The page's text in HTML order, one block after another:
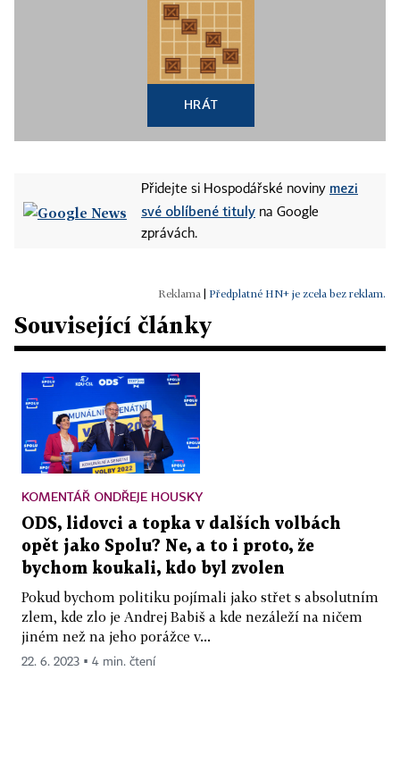
HRÁT
Přidejte si Hospodářské noviny mezi
své oblíbené tituly na Google
zprávách.
Předplatné HN+ je zcela bez reklam.
Související články
KOMENTÁŘ ONDŘEJE HOUSKY
ODS, lidovci a topka v dalších volbách
opět jako Spolu? Ne, a to i proto, že
bychom koukali, kdo byl zvolen
Pokud bychom politiku pojímali jako střet s absolutním
zlem, kde zlo je Andrej Babiš a kde nezáleží na ničem
jiném než na jeho porážce v...
22. 6. 2023 ▪ 4 min. čtení